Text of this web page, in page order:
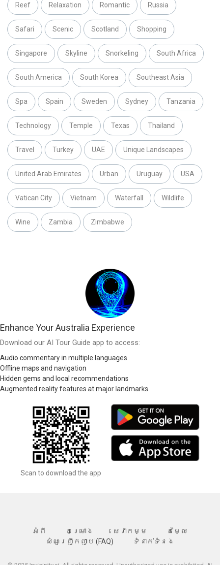
Reef Relaxation Romantic Russia
Safari Scenic Scotland Shopping
Singapore Skyline Snorkeling South Africa
South America South Korea Southeast Asia
Spa Spain Sweden Sydney Tanzania
Technology Temple Texas Thailand
Travel Turkey UAE Unique Landscapes
United Arab Emirates Urban Uruguay USA
Vatican City Vietnam Waterfall Wildlife
Wine Zambia Zimbabwe
Enhance Your Australia Experience
Download our AI Tour Guide app to access:
Audio commentary in multiple languages
Offline maps and navigation
Hidden gems and local recommendations
Augmented reality features at major landmarks
Scan to download the app
អំពី គម្រោង សេវាកម្ម
តម្លៃ
សំណួរញឹកញាប់ (FAQ)
ទំនាក់ទំនង